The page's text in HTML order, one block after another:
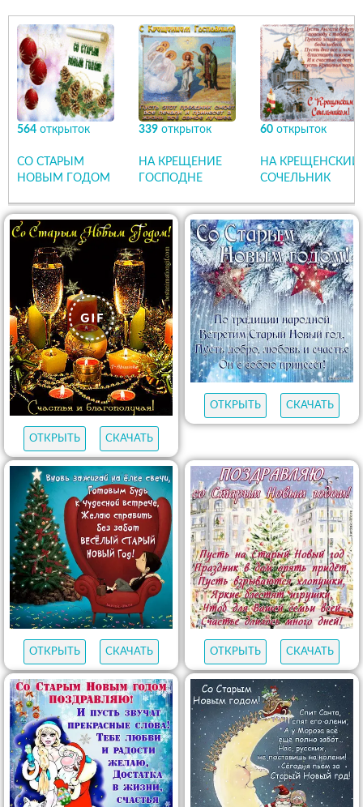
564 открыток
СО СТАРЫМ
НОВЫМ ГОДОМ
339 открыток
НА КРЕЩЕНИЕ
ГОСПОДНЕ
60 открыток
НА КРЕЩЕНСКИЙ
СОЧЕЛЬНИК
ОТКРЫТЬ СКАЧАТЬ
ОТКРЫТЬ СКАЧАТЬ
ОТКРЫТЬ СКАЧАТЬ ОТКРЫТЬ СКАЧАТЬ